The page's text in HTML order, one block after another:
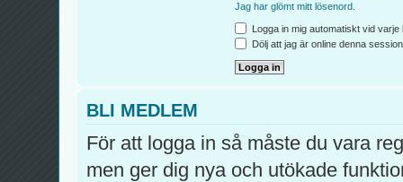
Jag har glömt mitt lösenord.
Logga in mig automatiskt vid varje
Dölj att jag är online denna
BLI MEDLEM
För att logga in så måste du vara
men ger dig nya och utökade